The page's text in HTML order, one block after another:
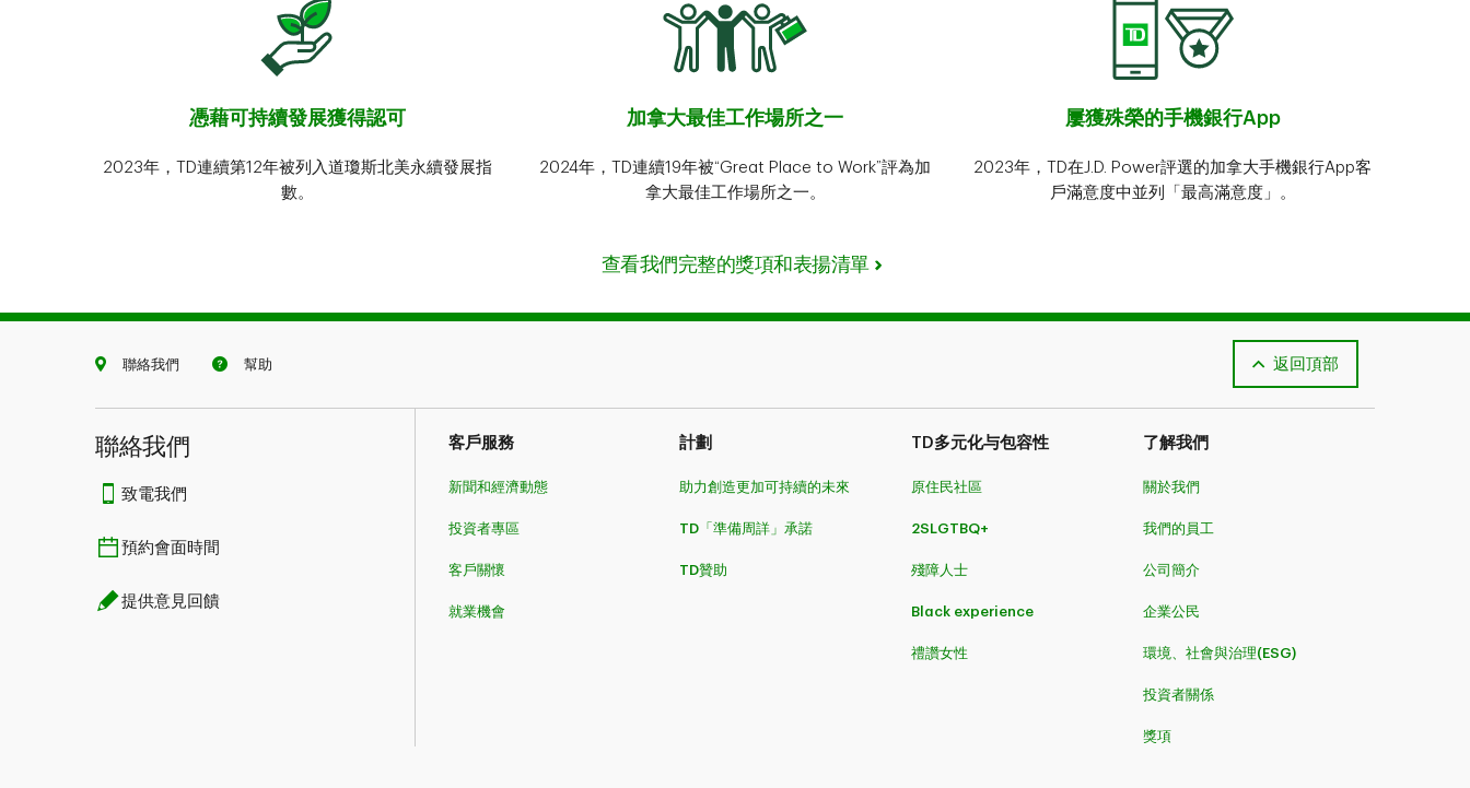
憑藉可持續發展獲得認可
2023年，TD連續第12年被列入道瓊斯北美永續發展指
數。
加拿大最佳工作場所之一
2024年，TD連續19年被“Great Place to Work”評為加
拿大最佳工作場所之一。
屢獲殊榮的手機銀行App
2023年，TD在J.D. Power評選的加拿大手機銀行App客
戶滿意度中並列「最高滿意度」。
查看我們完整的獎項和表揚清單
聯絡我們 幫助 返回頂部
聯絡我們
致電我們
預約會面時間
提供意見回饋
客戶服務
新聞和經濟動態
投資者專區
客戶關懷
就業機會
計劃
助力創造更加可持續的未來
TD「準備周詳」承諾
TD贊助
TD多元化与包容性
原住民社區
2SLGTBQ+
殘障人士
Black experience
禮讚女性
了解我們
關於我們
我們的員工
公司簡介
企業公民
環境、社會與治理(ESG)
投資者關係
獎項